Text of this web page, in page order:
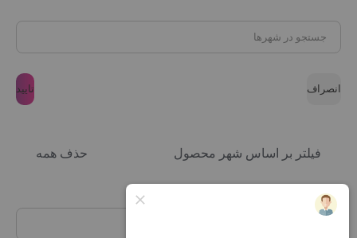
انصراف تایید
فیلتر بر اساس شهر محصول حذف همه